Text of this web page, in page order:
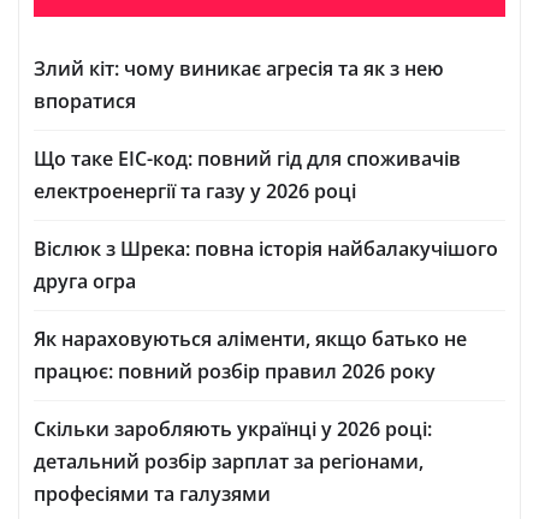
Злий кіт: чому виникає агресія та як з нею
впоратися
Що таке ЕІС-код: повний гід для споживачів
електроенергії та газу у 2026 році
Віслюк з Шрека: повна історія найбалакучішого
друга огра
Як нараховуються аліменти, якщо батько не
працює: повний розбір правил 2026 року
Скільки заробляють українці у 2026 році:
детальний розбір зарплат за регіонами,
професіями та галузями